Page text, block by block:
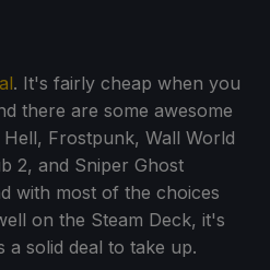
. It's fairly cheap when you
there are some awesome
Frostpunk, Wall World
2, and Sniper Ghost
with most of the choices
on the Steam Deck, it's
a solid deal to take up.